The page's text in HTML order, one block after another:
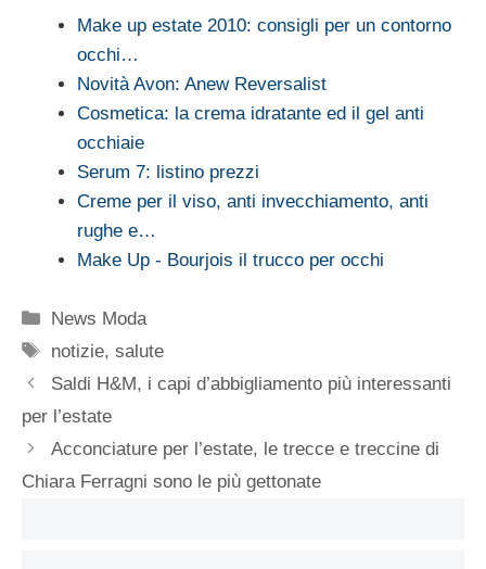
Make up estate 2010: consigli per un contorno
occhi…
Novità Avon: Anew Reversalist
Cosmetica: la crema idratante ed il gel anti
occhiaie
Serum 7: listino prezzi
Creme per il viso, anti invecchiamento, anti
rughe e…
Make Up - Bourjois il trucco per occhi
Categorie
News Moda
Tag
notizie,salute
Saldi H&M, i capi d’abbigliamento più interessanti
per l’estate
Acconciature per l’estate, le trecce e treccine di
Chiara Ferragni sono le più gettonate